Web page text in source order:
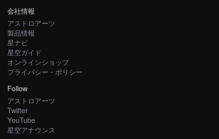
会社情報
アストロアーツ
製品情報
星ナビ
星空ガイド
オンラインショップ
プライバシー・ポリシー
Follow
アストロアーツ
Twitter
YouTube
星空アナウンス